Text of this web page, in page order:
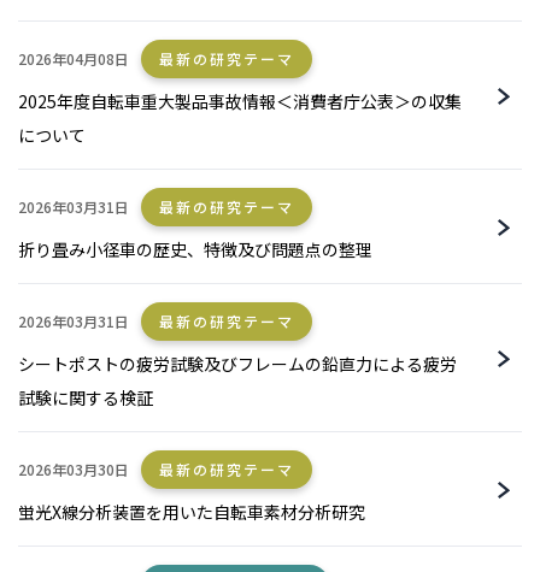
2026年04月08日 最新の研究テーマ
2025年度自転車重大製品事故情報＜消費者庁公表＞の収集
について
2026年03月31日 最新の研究テーマ
折り畳み小径車の歴史、特徴及び問題点の整理
2026年03月31日 最新の研究テーマ
シートポストの疲労試験及びフレームの鉛直力による疲労
試験に関する検証
2026年03月30日 最新の研究テーマ
蛍光X線分析装置を用いた自転車素材分析研究